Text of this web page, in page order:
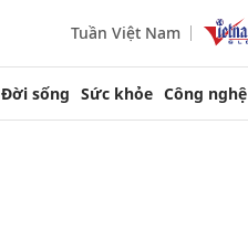
Tuần Việt Nam
Đời sống Sức khỏe Công nghệ